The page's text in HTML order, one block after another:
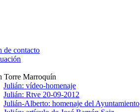
de contacto
Torre Marroquín
Julián: vídeo-homenaje
Julián: Rtve 20-09-2012
Julián-Alberto: homenaje del Ayuntamiento